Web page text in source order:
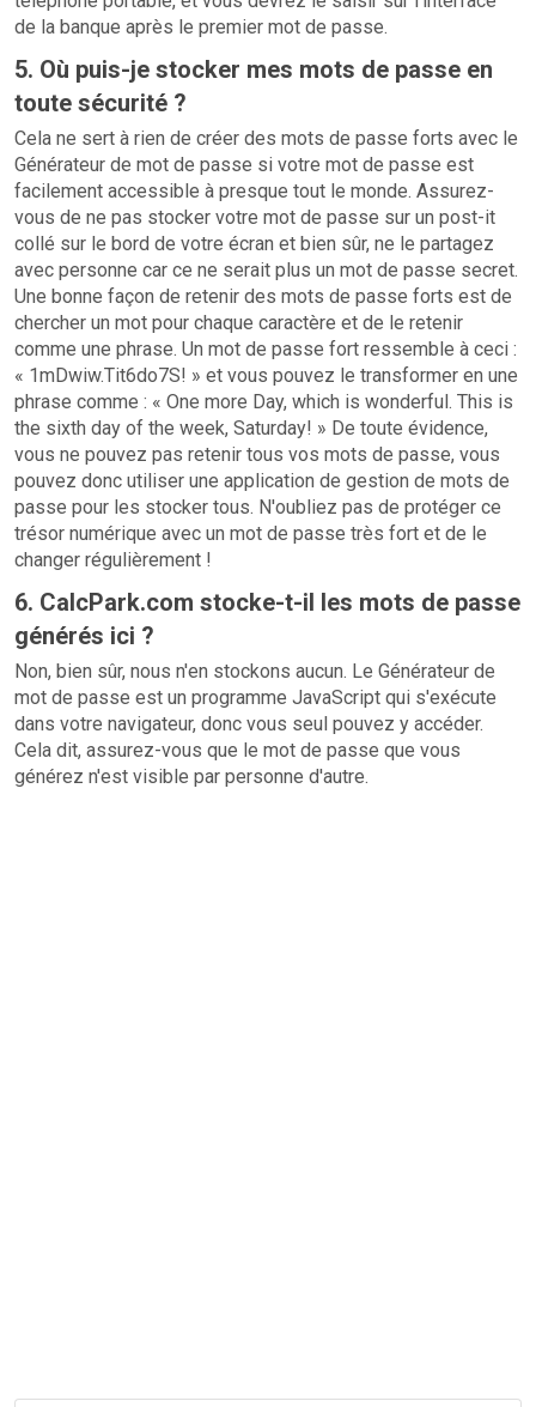
de la banque après le premier mot de passe.
5. Où puis-je stocker mes mots de passe en
toute sécurité ?
Cela ne sert à rien de créer des mots de passe forts avec le
Générateur de mot de passe si votre mot de passe est
facilement accessible à presque tout le monde. Assurez-
vous de ne pas stocker votre mot de passe sur un post-it
collé sur le bord de votre écran et bien sûr, ne le partagez
avec personne car ce ne serait plus un mot de passe secret.
Une bonne façon de retenir des mots de passe forts est de
chercher un mot pour chaque caractère et de le retenir
comme une phrase. Un mot de passe fort ressemble à ceci :
« 1mDwiw.Tit6do7S! » et vous pouvez le transformer en une
phrase comme : « One more Day, which is wonderful. This is
the sixth day of the week, Saturday! » De toute évidence,
vous ne pouvez pas retenir tous vos mots de passe, vous
pouvez donc utiliser une application de gestion de mots de
passe pour les stocker tous. N'oubliez pas de protéger ce
trésor numérique avec un mot de passe très fort et de le
changer régulièrement !
6. CalcPark.com stocke-t-il les mots de passe
générés ici ?
Non, bien sûr, nous n'en stockons aucun. Le Générateur de
mot de passe est un programme JavaScript qui s'exécute
dans votre navigateur, donc vous seul pouvez y accéder.
Cela dit, assurez-vous que le mot de passe que vous
générez n'est visible par personne d'autre.